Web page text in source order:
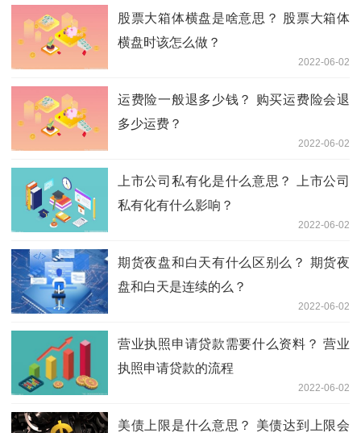
股票大箱体横盘是啥意思？ 股票大箱体
横盘时该怎么做？
2022-06-02
运费险一般退多少钱？ 购买运费险会退
多少运费？
2022-06-02
上市公司私有化是什么意思？ 上市公司
私有化有什么影响？
2022-06-02
期货夜盘和白天有什么区别么？ 期货夜
盘和白天是连续的么？
2022-06-02
营业执照申请贷款需要什么资料？ 营业
执照申请贷款的流程
2022-06-02
美债上限是什么意思？ 美债达到上限会